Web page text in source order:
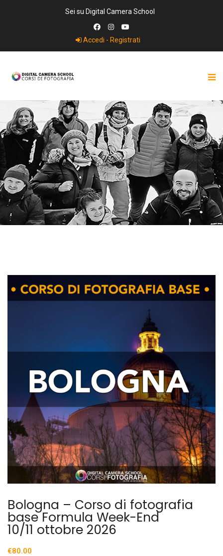
Sei su Digital Camera School
Accedi - Registrati
Bologna – Corso di fotografia
base Formula Week-End
10/11 ottobre 2026
€80.00